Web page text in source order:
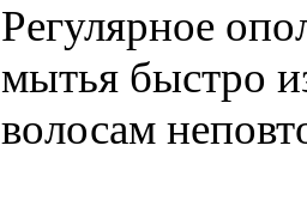
Регулярное
мытья быстро
волосам